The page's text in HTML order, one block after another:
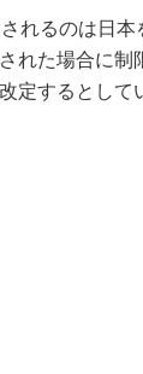
れるのは日本
れた場合に制
定するとして